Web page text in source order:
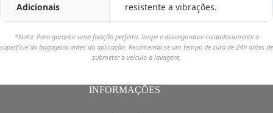
Adicionais
resistente a vibrações.
*Nota: Para garantir uma fixação perfeita, limpe e desengordure cuidadosamente a
superfície da bagageira antes da aplicação. Recomenda-se um tempo de cura de 24h antes de
submeter o veículo a lavagens.
INFORMAÇÕES